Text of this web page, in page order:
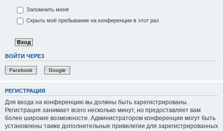
Запомнить меня
Скрыть моё пребывание на конференции в этот раз
ВОЙТИ ЧЕРЕЗ
Facebook Google
РЕГИСТРАЦИЯ
Для входа на конференцию вы должны быть зарегистрированы.
Регистрация занимает всего несколько минут, но предоставляет вам
более широкие возможности. Администратором конференции могут быть
установлены также дополнительные привилегии для зарегистрированных